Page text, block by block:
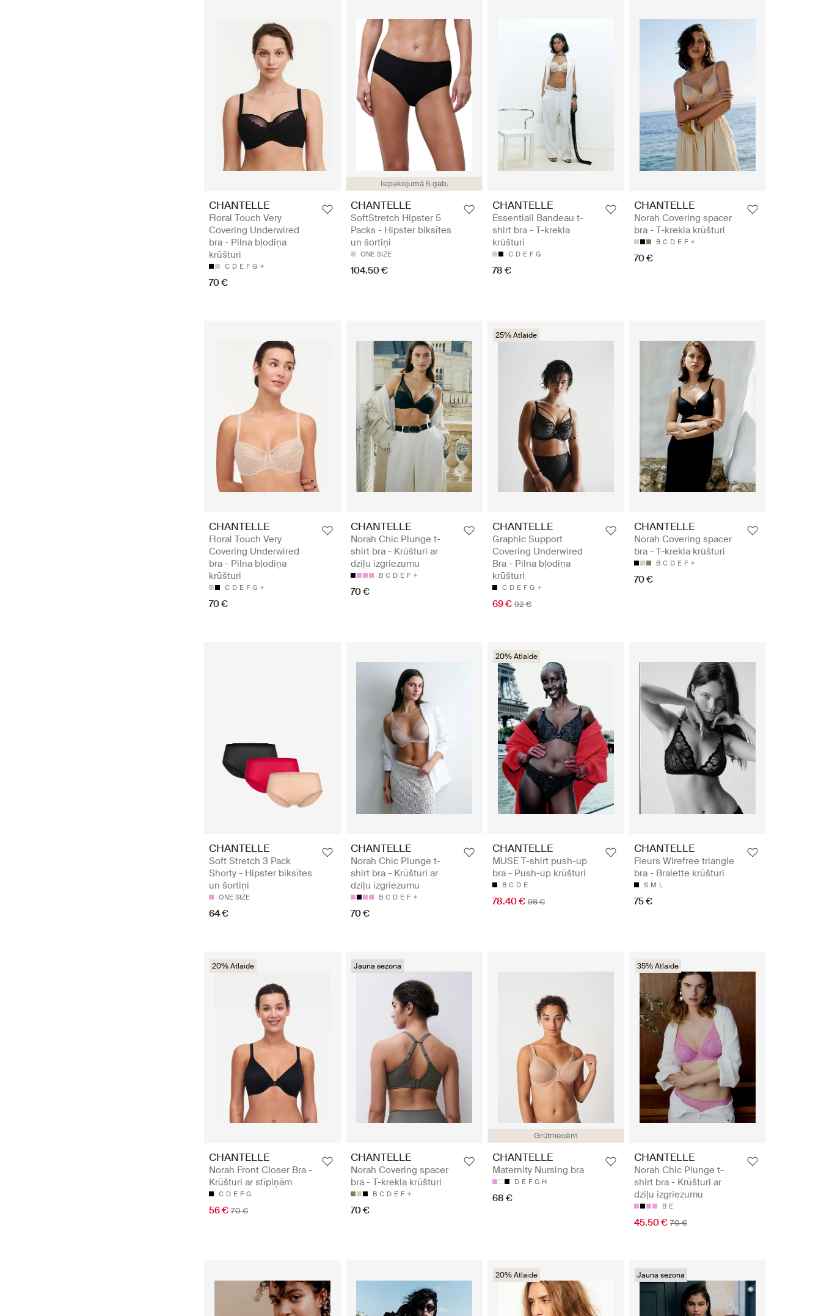
CHANTELLE
Floral Touch Very
Covering Underwired
bra - Pilna bļodiņa
krūšturi
C D E F G
70 €
Iepakojumā 5 gab.
CHANTELLE
SoftStretch Hipster 5
Packs - Hipster biksītes
un šortiņi
ONE SIZE
104.50 €
CHANTELLE
Essentiall Bandeau t-
shirt bra - T-krekla
krūšturi
C D E F G
78 €
CHANTELLE
Norah Covering spacer
bra - T-krekla krūšturi
B C D E F
70 €
CHANTELLE
Floral Touch Very
Covering Underwired
bra - Pilna bļodiņa
krūšturi
C D E F G
70 €
CHANTELLE
Norah Chic Plunge t-
shirt bra - Krūšturi ar
dziļu izgriezumu
B C D E F
70 €
25% Atlaide
CHANTELLE
Graphic Support
Covering Underwired
Bra - Pilna bļodiņa
krūšturi
C D E F G
69 € 92 €
CHANTELLE
Norah Covering spacer
bra - T-krekla krūšturi
B C D E F
70 €
CHANTELLE
Soft Stretch 3 Pack
Shorty - Hipster biksītes
un šortiņi
ONE SIZE
64 €
CHANTELLE
Norah Chic Plunge t-
shirt bra - Krūšturi ar
dziļu izgriezumu
B C D E F
70 €
20% Atlaide
CHANTELLE
MUSE T-shirt push-up
bra - Push-up krūšturi
B C D E
78.40 € 98 €
CHANTELLE
Fleurs Wirefree triangle
bra - Bralette krūšturi
S M L
75 €
20% Atlaide
CHANTELLE
Norah Front Closer Bra -
Krūšturi ar stīpiņām
C D E F G
56 € 70 €
Jauna sezona
CHANTELLE
Norah Covering spacer
bra - T-krekla krūšturi
B C D E F
70 €
Grūtniecēm
CHANTELLE
Maternity Nursing bra
D E F G H
68 €
35% Atlaide
CHANTELLE
Norah Chic Plunge t-
shirt bra - Krūšturi ar
dziļu izgriezumu
B E
45.50 € 70 €
20% Atlaide Jauna sezona